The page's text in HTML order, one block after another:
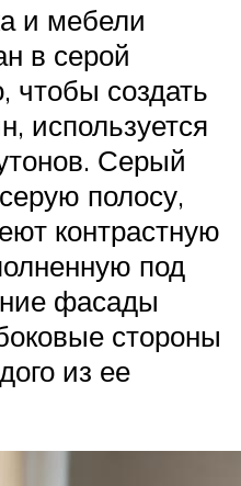
и мебели
в серой
чтобы создать
используется
Серый
полосу,
контрастную
под
фасады
стороны
из ее